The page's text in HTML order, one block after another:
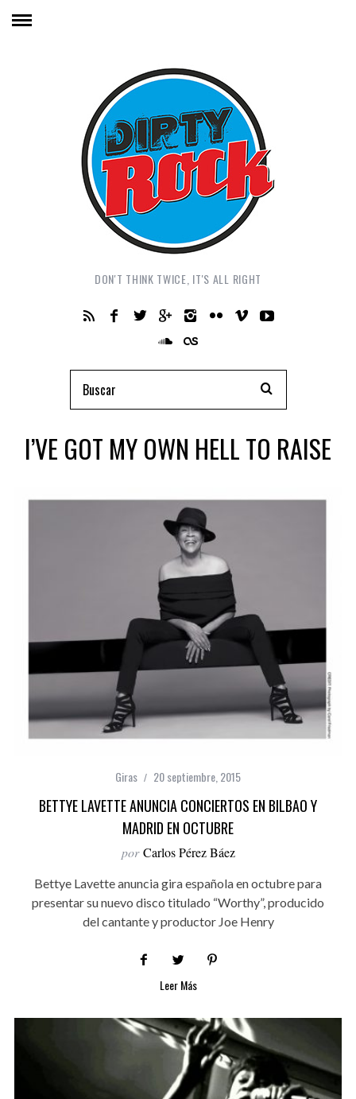
DON'T THINK TWICE, IT'S ALL RIGHT
I’VE GOT MY OWN HELL TO RAISE
Giras 20 septiembre, 2015
BETTYE LAVETTE ANUNCIA CONCIERTOS EN BILBAO Y
MADRID EN OCTUBRE
por Carlos Pérez Báez
Bettye Lavette anuncia gira española en octubre para
presentar su nuevo disco titulado “Worthy”, producido
del cantante y productor Joe Henry
Leer Más